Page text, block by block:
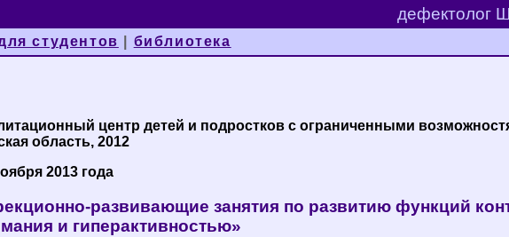
дефектолог
студентов библиотека
центр детей и подростков с ограниченными
область, 2012
2013 года
развивающие занятия по развитию функций
и гиперактивностью»